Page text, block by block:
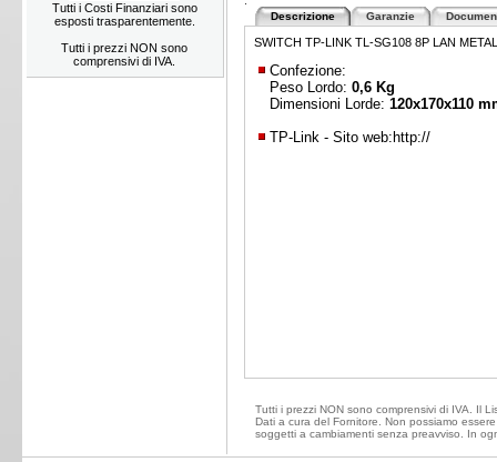
Tutti i Costi Finanziari sono
esposti trasparentemente.
Tutti i prezzi NON sono
comprensivi di IVA.
Descrizione Garanzie
SWITCH TP-LINK TL-SG108 8P LAN
Confezione:
Peso Lordo: 0,6 Kg
Dimensioni Lorde: 120x170x110
TP-Link - Sito web: http://
Tutti i prezzi NON sono comprensivi di IVA. Il
Dati a cura del Fornitore. Non possiamo
soggetti a cambiamenti senza preavviso. In